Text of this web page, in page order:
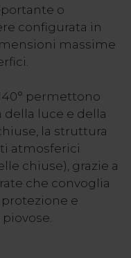
o
configurata in
massime
permettono
luce e della
la struttura
atmosferici
chiuse), grazie a
che convoglia
e